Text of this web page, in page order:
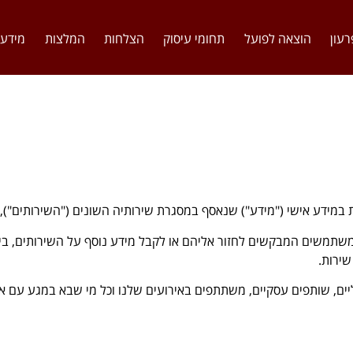
הוצאה לפועל תחומי עיסוק הצלחות המלצות
במידע אישי ("מידע") שנאסף במסגרת שירותיה השונים
המבקשים לחזור אליהם או לקבל מידע נוסף על השירותים,
שותפים עסקיים, משתתפים באירועים שלנו וכל מי שבא במגע עם